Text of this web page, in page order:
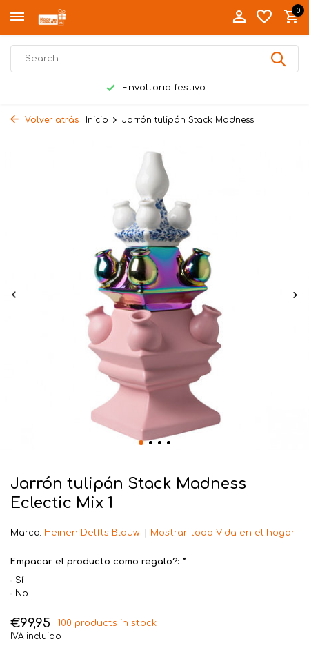
0
Envoltorio festivo
Volver atrás Inicio Jarrón tulipán Stack Madness...
Jarrón tulipán Stack Madness
Eclectic Mix 1
Marca: Heinen Delfts Blauw Mostrar todo Vida en el hogar
Empacar el producto como regalo?: *
Sí
No
€99,95
100 products in stock
IVA incluido